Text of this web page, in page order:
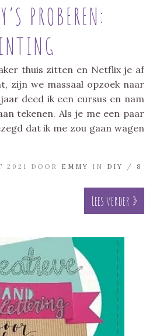
PROBEREN:
thuis zitten en Netflix je af
zijn we massaal opzoek naar
jaar deed ik een cursus en nam
tekenen. Als je me een paar
dat ik me zou gaan wagen
2021 DOOR EMMY IN DIY / 8
Lees verder »